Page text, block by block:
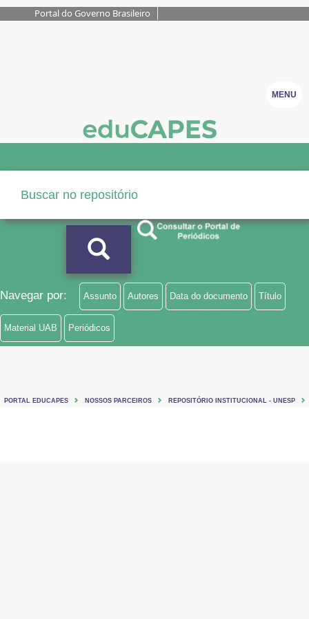
Portal do Governo Brasileiro
MENU
Navegar por: Assunto Autores Data do documento Título
Material UAB Periódicos
PORTAL EDUCAPES NOSSOS PARCEIROS REPOSITÓRIO INSTITUCIONAL - UNESP